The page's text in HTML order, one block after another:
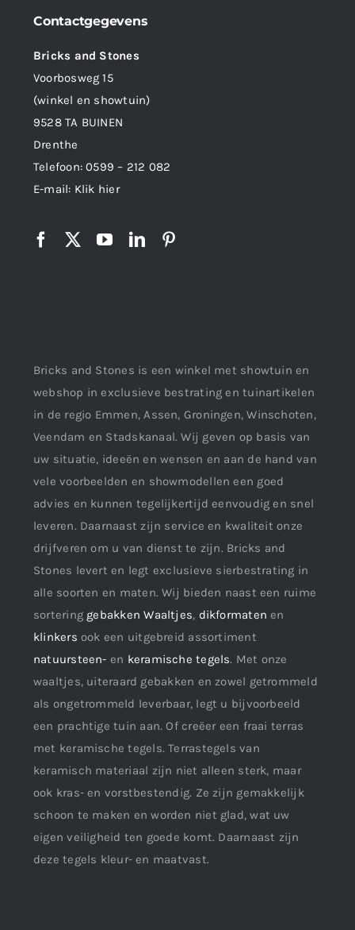
Contactgegevens
Bricks and Stones
Voorbosweg 15
(winkel en showtuin)
9528 TA BUINEN
Drenthe
Telefoon:0599 – 212 082
E-mail: Klik hier
Bricks and Stones is een winkel met showtuin en
webshop in exclusieve bestrating en tuinartikelen
in de regio Emmen, Assen, Groningen, Winschoten,
Veendam en Stadskanaal. Wij geven op basis van
uw situatie, ideeën en wensen en aan de hand van
vele voorbeelden en showmodellen een goed
advies en kunnen tegelijkertijd eenvoudig en snel
leveren. Daarnaast zijn service en kwaliteit onze
drijfveren om u van dienst te zijn. Bricks and
Stones levert en legt exclusieve sierbestrating in
alle soorten en maten. Wij bieden naast een ruime
sortering gebakken Waaltjes, dikformaten en
klinkers ook een uitgebreid assortiment
natuursteen- en keramische tegels. Met onze
waaltjes, uiteraard gebakken en zowel getrommeld
als ongetrommeld leverbaar, legt u bijvoorbeeld
een prachtige tuin aan. Of creëer een fraai terras
met keramische tegels. Terrastegels van
keramisch materiaal zijn niet alleen sterk, maar
ook kras- en vorstbestendig. Ze zijn gemakkelijk
schoon te maken en worden niet glad, wat uw
eigen veiligheid ten goede komt. Daarnaast zijn
deze tegels kleur- en maatvast.